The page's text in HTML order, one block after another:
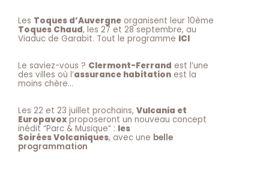
Les Toques d’Auvergne organisent leur 10ème
Toques Chaud, les 27 et 28 septembre, au
Viaduc de Garabit. Tout le programme ICI
Le saviez-vous ? Clermont-Ferrand est l’une
des villes où l’assurance habitation est la
moins chère…
Les 22 et 23 juillet prochains, Vulcania et
Europavoxproposeront un nouveau concept
inédit “Parc & Musique” : les
Soirées Volcaniques, avec une belle
programmation